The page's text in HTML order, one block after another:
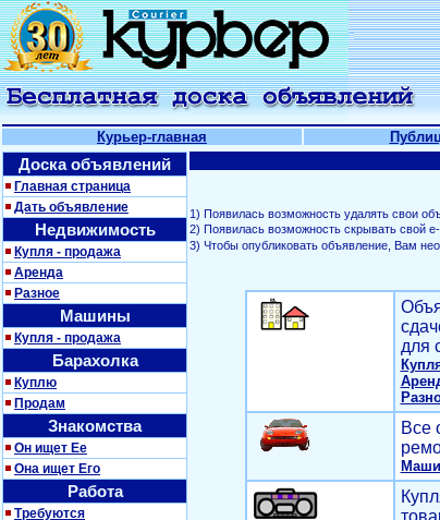
Курьер-главная
Доска объявлений
Главная страница
Дать объявление
Недвижимость
Купля - продажа
Аренда
Разное
Машины
Купля - продажа
Барахолка
Куплю
Продам
Знакомства
Он ищет Ее
Она ищет Его
Работа
Требуются
1) Появилась возможность удалять свои
2) Появилась возможность скрывать свой
3) Чтобы опубликовать объявление, Вам
для
Все